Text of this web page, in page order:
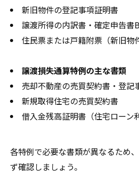
新旧物件の登記事項証明書
譲渡所得の内訳書・確定申告書
住民票または戸籍附票（新旧物
譲渡損失通算特例の主な書類
売却不動産の売買契約書・登記
新規取得住宅の売買契約書
借入金残高証明書（住宅ローン
各特例で必要な書類が異なるため
ず確認しましょう。